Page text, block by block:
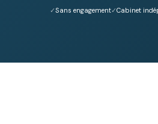
Sans engagement Cabinet